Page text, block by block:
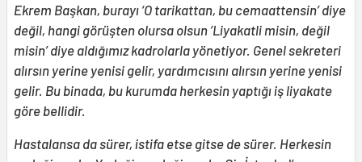
Ekrem Başkan, burayı ‘O tarikattan, bu cemaattensin’ diye
değil, hangi görüşten olursa olsun ‘Liyakatli misin, değil
misin’ diye aldığımız kadrolarla yönetiyor. Genel sekreteri
alırsın yerine yenisi gelir, yardımcısını alırsın yerine yenisi
gelir. Bu binada, bu kurumda herkesin yaptığı iş liyakate
göre bellidir.
Hastalansa da sürer, istifa etse gitse de sürer. Herkesin